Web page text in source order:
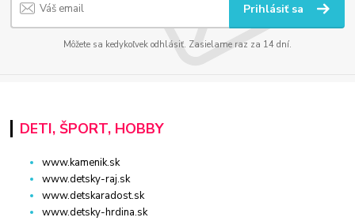
Prihlásiť sa
Môžete sa kedykoľvek odhlásiť. Zasielame raz za 14 dní.
DETI, ŠPORT, HOBBY
www.kamenik.sk
www.detsky-raj.sk
www.detskaradost.sk
www.detsky-hrdina.sk